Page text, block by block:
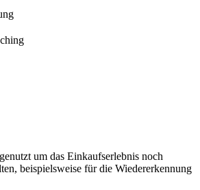
um das Einkaufserlebnis noch
beispielsweise für die Wiedererkennung